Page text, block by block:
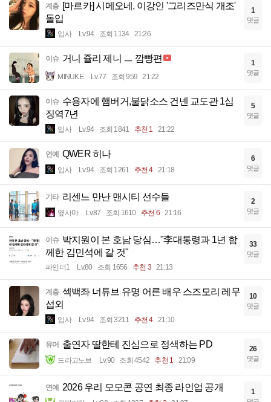
계층 [마르카] 시메오네, 이강인 '그리즈만식 개조'
돌입
입사 Lv.94 조회 1134 21:26
1
댓글
이슈 거니 쥴리 제니 ㅡ 깜빵편
MINUKE Lv.77 조회 959 21:22
1
댓글
이슈 수용자에 햄버거,불닭소스 건넨 교도관 1심
징역7년
입사 Lv.94 조회 1841 추천 1 21:22
5
댓글
연예 QWER 히나
입사 Lv.94 조회 1261 추천 4 21:18
6
댓글
기타 리센느 만난 맨시티 선수들
옆사마 Lv.87 조회 1610 추천 6 21:16
2
댓글
이슈 박지원이 본 호남 당심…"李대통령과 1년 함
께한 김민석에 갈 것"
파인더1 Lv.80 조회 1656 추천 3 21:13
33
댓글
계층 섹백좌 너튜브 유명 어른 배우 스즈모리 레무
섭외
입사 Lv.94 조회 3211 추천 4 21:10
10
댓글
유머 출연자 딸한테 진심으로 정색하는 PD
드라고노브 Lv.90 조회 4542 추천 1 21:09
26
댓글
연예 2026 우리 모모콘 공연 최종 라인업 공개 1